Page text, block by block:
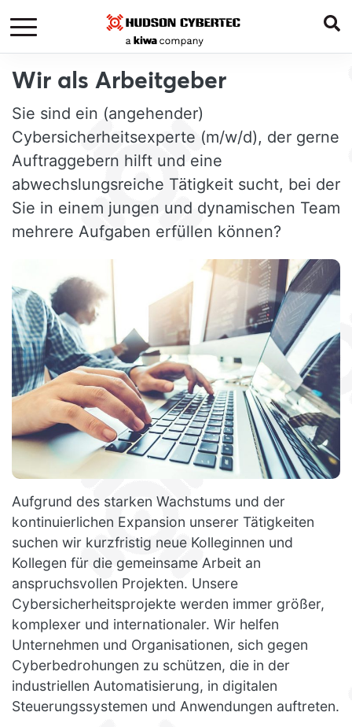
Wir als Arbeitgeber
Sie sind ein (angehender)
Cybersicherheitsexperte (m/w/d), der gerne
Auftraggebern hilft und eine
abwechslungsreiche Tätigkeit sucht, bei der
Sie in einem jungen und dynamischen Team
mehrere Aufgaben erfüllen können?
Aufgrund des starken Wachstums und der
kontinuierlichen Expansion unserer Tätigkeiten
suchen wir kurzfristig neue Kolleginnen und
Kollegen für die gemeinsame Arbeit an
anspruchsvollen Projekten. Unsere
Cybersicherheitsprojekte werden immer größer,
komplexer und internationaler. Wir helfen
Unternehmen und Organisationen, sich gegen
Cyberbedrohungen zu schützen, die in der
industriellen Automatisierung, in digitalen
Steuerungssystemen und Anwendungen auftreten.